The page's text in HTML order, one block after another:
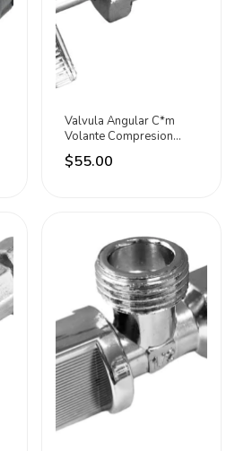
Valvula Angular C*m
Volante Compresion
1/2x1/2 Pulgadas Cnx
$55.00